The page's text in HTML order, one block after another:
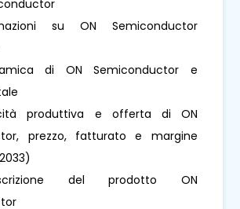
su ON Semiconductor
di ON Semiconductor e
produttiva e offerta di ON
prezzo, fatturato e margine
del prodotto ON